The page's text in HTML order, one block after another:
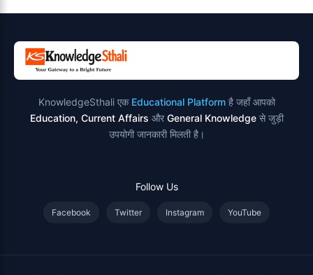
KnowledgeSthali एक Educational Platformहै जहाँ आपको
Education, Current Affairs और General Knowledgeसे जुड़ी
उपयोगी जानकारी मिलती है।
Follow Us
Facebook Twitter Instagram YouTube